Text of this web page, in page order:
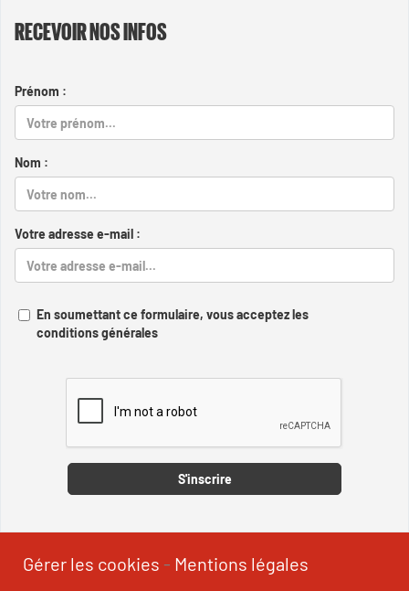
RECEVOIR NOS INFOS
Prénom :
Nom :
Votre adresse e-mail :
En soumettant ce formulaire, vous acceptez les
conditions générales
S'inscrire
Gérer les cookies - Mentions légales